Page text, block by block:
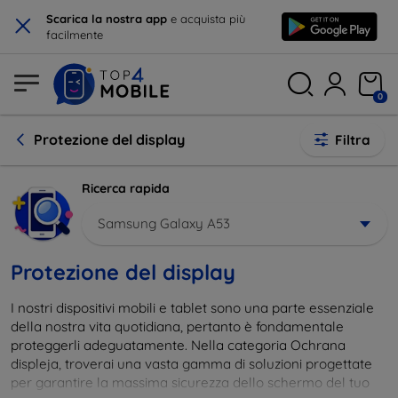
× Scarica la nostra app e acquista più
facilmente
0
Protezione del display Filtra
Ricerca rapida
Samsung Galaxy A53
Protezione del display
I nostri dispositivi mobili e tablet sono una parte essenziale
della nostra vita quotidiana, pertanto è fondamentale
proteggerli adeguatamente. Nella categoria Ochrana
displeja, troverai una vasta gamma di soluzioni progettate
per garantire la massima sicurezza dello schermo del tuo